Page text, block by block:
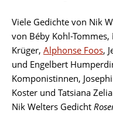
Viele Gedichte von Nik
von Béby Kohl-Tommes,
Krüger, Alphonse Foos,
und Engelbert
Komponistinnen,
Koster und Tatsiana
Nik Welters Gedicht